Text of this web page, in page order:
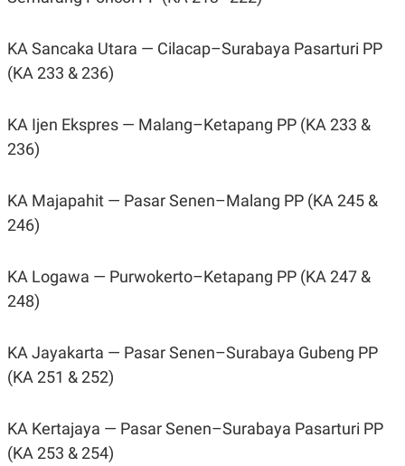
KA Sancaka Utara — Cilacap–Surabaya Pasarturi PP
(KA 233 & 236)
KA Ijen Ekspres — Malang–Ketapang PP (KA 233 &
236)
KA Majapahit — Pasar Senen–Malang PP (KA 245 &
246)
KA Logawa — Purwokerto–Ketapang PP (KA 247 &
248)
KA Jayakarta — Pasar Senen–Surabaya Gubeng PP
(KA 251 & 252)
KA Kertajaya — Pasar Senen–Surabaya Pasarturi PP
(KA 253 & 254)